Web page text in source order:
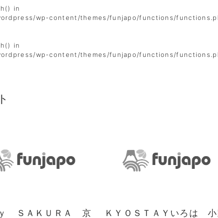
in
wp-content/themes/funjapo/functions/
in
wp-content/themes/funjapo/functions/
ＳＡＫＵＲＡ 京
ＫＹＯＳＴＡＹいろは 小